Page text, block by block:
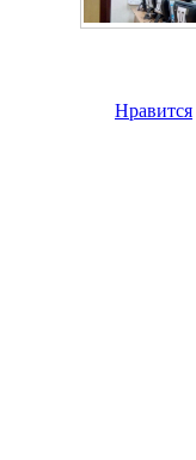
Нравится